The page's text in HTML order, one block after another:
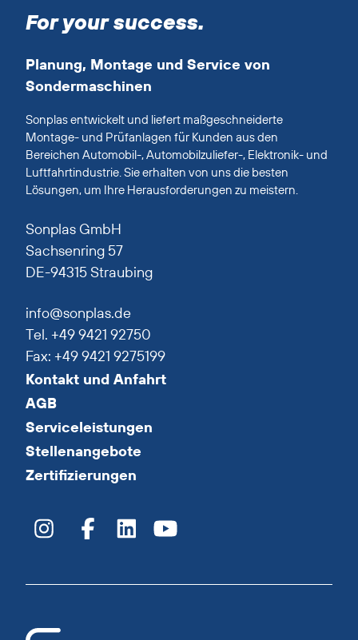
For your success.
Planung, Montage und Service von
Sondermaschinen
Sonplas entwickelt und liefert maßgeschneiderte
Montage- und Prüfanlagen für Kunden aus den
Bereichen Automobil-, Automobilzuliefer-, Elektronik- und
Luftfahrtindustrie. Sie erhalten von uns die besten
Lösungen, um Ihre Herausforderungen zu meistern.
Sonplas GmbH
Sachsenring 57
DE-94315 Straubing
info@sonplas.de
Tel. +49 9421 92750
Fax: +49 9421 9275199
Kontakt und Anfahrt
AGB
Serviceleistungen
Stellenangebote
Zertifizierungen